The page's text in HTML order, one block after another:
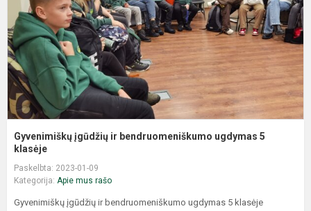
Gyvenimiškų įgūdžių ir bendruomeniškumo ugdymas 5
klasėje
Paskelbta: 2023-01-09
Kategorija: Apie mus rašo
Gyvenimiškų įgūdžių ir bendruomeniškumo ugdymas 5 klasėje